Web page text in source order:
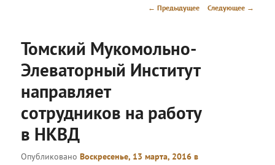
Навигация
← Предыдущее Следующее →
Томский Мукомольно-
Элеваторный Институт
направляет
сотрудников на работу
в НКВД
ОпубликованоВоскресенье, 13 марта, 2016 в